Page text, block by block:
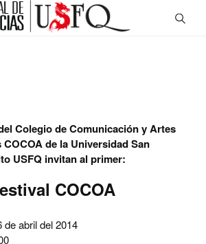
Colegio de Comunicación y Artes
de la Universidad San
USFQ invitan al primer:
COCOA
de abril del 2014